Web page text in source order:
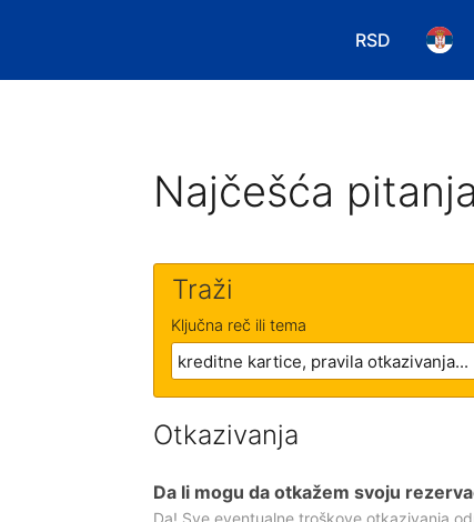
RSD
Izaberite
Najčešća pitanja
Traži
Ključna reč ili tema
Otkazivanja
Da li mogu da otkažem svoju
Da! Sve eventualne troškove otkazivanja